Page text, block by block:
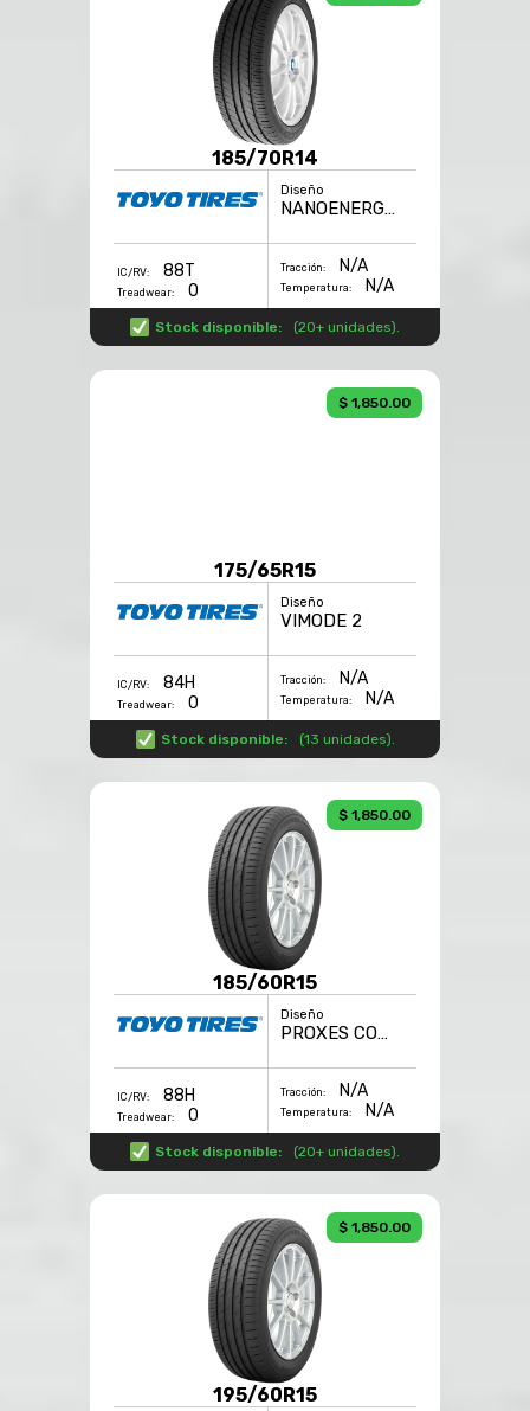
185/70R14
Diseño
NANOENERGY 3
IC/RV: 88T
Treadwear: 0
Tracción: N/A
Temperatura: N/A
Stock disponible: (20+ unidades).
$ 1,850.00
175/65R15
Diseño
VIMODE 2
IC/RV: 84H
Treadwear: 0
Tracción: N/A
Temperatura: N/A
Stock disponible: (13 unidades).
$ 1,850.00
185/60R15
Diseño
PROXES COMFORT
IC/RV: 88H
Treadwear: 0
Tracción: N/A
Temperatura: N/A
Stock disponible: (20+ unidades).
$ 1,850.00
195/60R15